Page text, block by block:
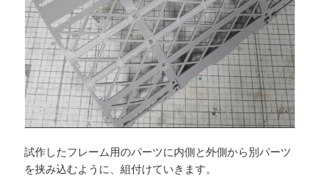
試作したフレーム用のパーツに内側と外側から別パーツ
を挟み込むように、組付けていきます。